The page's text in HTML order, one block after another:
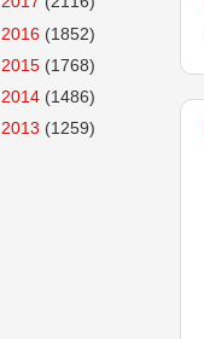
2016 (1852)
2015 (1768)
2014 (1486)
2013 (1259)